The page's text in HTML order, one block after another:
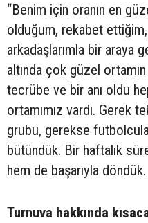
“Benim için oranın en
olduğum, rekabet
arkadaşlarımla bir araya
altında çok güzel
tecrübe ve bir anı oldu
ortamımız vardı. Gerek
grubu, gerekse
bütündük. Bir haftalık
hem de başarıyla
Turnuva hakkında